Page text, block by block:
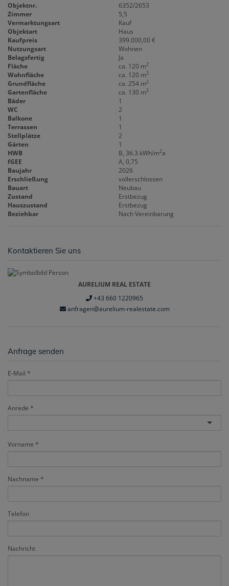
Objektnr.
6352/2653
Zimmer
5,5
Vermarktungsart
Kauf
Objektart
Haus
Kaufpreis
399.000,00 €
Nutzungsart
Wohnen
Belagsfertig
Ja
Fläche
ca. 120 m2
Wohnfläche ca. 120 m2
Grundfläche ca. 254 m2
Gartenfläche ca. 130 m2
Bäder
1
WC
2
Balkone
1
Terrassen
1
Stellplätze
2
Gärten
1
HWB
B, 36.3 kWh/m2a
fGEE
A, 0,75
Baujahr
2026
Erschließung
vollerschlossen
Bauart
Neubau
Zustand
Erstbezug
Hauszustand
Erstbezug
Beziehbar
Nach Vereinbarung
Kontaktieren Sie uns
AURELIUM REAL ESTATE
+43 660 1220965
anfragen@aurelium-realestate.com
Anfrage senden
E-Mail
Anrede
Vorname
Nachname
Telefon
Nachricht